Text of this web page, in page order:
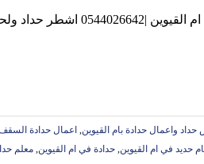
حديد وفني كريتال رقم 1
حداد واعمال حدادة بام القيوين, اعمال حدادة
حديد في ام القيوين, حدادة في ام القيوين, معلم